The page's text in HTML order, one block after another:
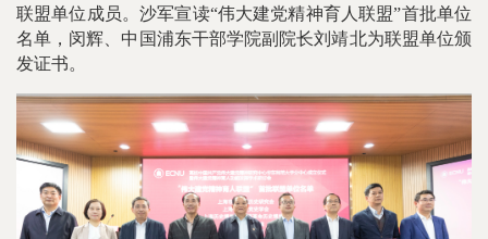
联盟单位成员。沙军宣读“伟大建党精神育人联盟”首批单位
名单，闵辉、中国浦东干部学院副院长刘靖北为联盟单位颁
发证书。